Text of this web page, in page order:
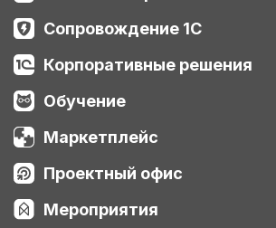
Сопровождение 1С
Корпоративные решения
Обучение
Маркетплейс
Проектный офис
Мероприятия